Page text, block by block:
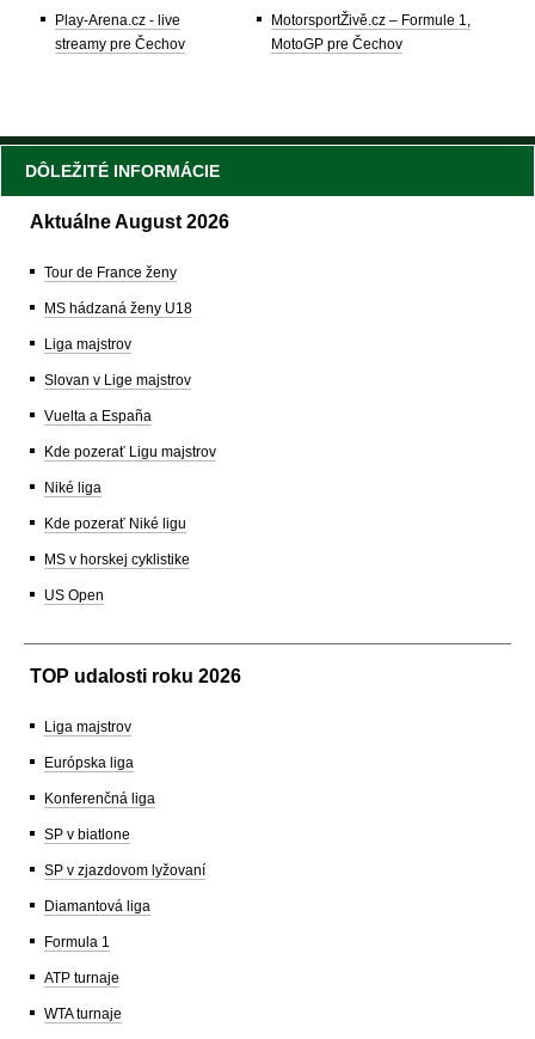
Play-Arena.cz - live
streamy pre Čechov
MotorsportŽivě.cz – Formule 1,
MotoGP pre Čechov
DÔLEŽITÉ INFORMÁCIE
Aktuálne August 2026
Tour de France ženy
MS hádzaná ženy U18
Liga majstrov
Slovan v Lige majstrov
Vuelta a España
Kde pozerať Ligu majstrov
Niké liga
Kde pozerať Niké ligu
MS v horskej cyklistike
US Open
TOP udalosti roku 2026
Liga majstrov
Európska liga
Konferenčná liga
SP v biatlone
SP v zjazdovom lyžovaní
Diamantová liga
Formula 1
ATP turnaje
WTA turnaje